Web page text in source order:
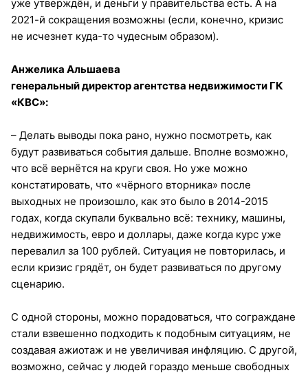
уже утверждён, и деньги у правительства есть. А на
2021-й сокращения возможны (если, конечно, кризис
не исчезнет куда-то чудесным образом).
Анжелика Альшаева
генеральный директор агентства недвижимости ГК
«КВС»:
– Делать выводы пока рано, нужно посмотреть, как
будут развиваться события дальше. Вполне возможно,
что всё вернётся на круги своя. Но уже можно
констатировать, что «чёрного вторника» после
выходных не произошло, как это было в 2014-2015
годах, когда скупали буквально всё: технику, машины,
недвижимость, евро и доллары, даже когда курс уже
перевалил за 100 рублей. Ситуация не повторилась, и
если кризис грядёт, он будет развиваться по другому
сценарию.
С одной стороны, можно порадоваться, что сограждане
стали взвешенно подходить к подобным ситуациям, не
создавая ажиотаж и не увеличивая инфляцию. С другой,
возможно, сейчас у людей гораздо меньше свободных